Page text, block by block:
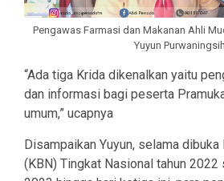
Pengawas Farmasi dan Makanan Ahli
Yuyun Purwaningsih
“Ada tiga Krida dikenalkan yaitu
dan informasi bagi peserta
umum,” ucapnya
Disampaikan Yuyun, selama
(KBN) Tingkat Nasional tahun